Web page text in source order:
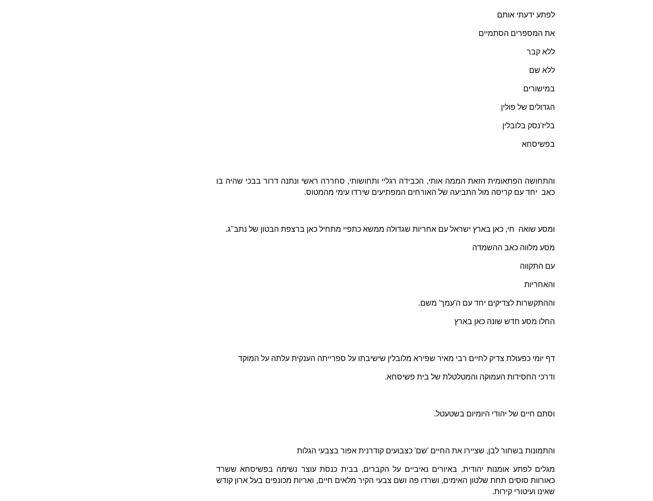
לפתע ידעתי אותם
את המספרים הסתמיים
ללא קבר
ללא שם
במישורים
הגדולים של פולין
בליז'נסק בלובלין
בפשיסחא
והתחושה הפתאומית הזאת הממה אותי, הכבידה רגליי ותחושותי, סחררה ראשי ונתנה דרור בבכי שהיה בו
כאב יחד עם קריסה מול התביעה של האורחים המפתיעים שירדו עימי מהמטוס.
ומסע שואה חי, כאן בארץ ישראל עם אחריות שגדולה ממשא כתפיי מתחיל כאן ברצפת הבטון של נתב"ג.
מסע מלווה כאב ההשמדה
עם התקווה
והאחריות
וההתקשרות לצדיקים יחד עם ה'עמך' משם.
החלו מסע חדש שונה כאן בארץ
דף יומי כפעולת צדיק לחיים רבי מאיר שפירא מלובלין שישיבתו על ספרייתה הענקית עלתה על המוקד
ודרכי החסידות העמוקה והמטלטלת של בית פשיסחא.
וסתם חיים של יהודי היומיום בשטעטל.
והתמונות בשחור לבן, שציירו את החיים 'שם' כצבועים קודרנית אפור בצבעי הגלות
מגלים לפתע אומנות יהודית, באיורים נאיביים על הקברים, בבית כנסת עוצר נשימה בפשיסחא ששרד
כאורוות סוסים תחת שלטון האימים, ושרדו פה ושם צבעי הקיר מלאים חיים, ואריות מכונפים בעל ארון קודש
שאינו ועיטורי קירות.